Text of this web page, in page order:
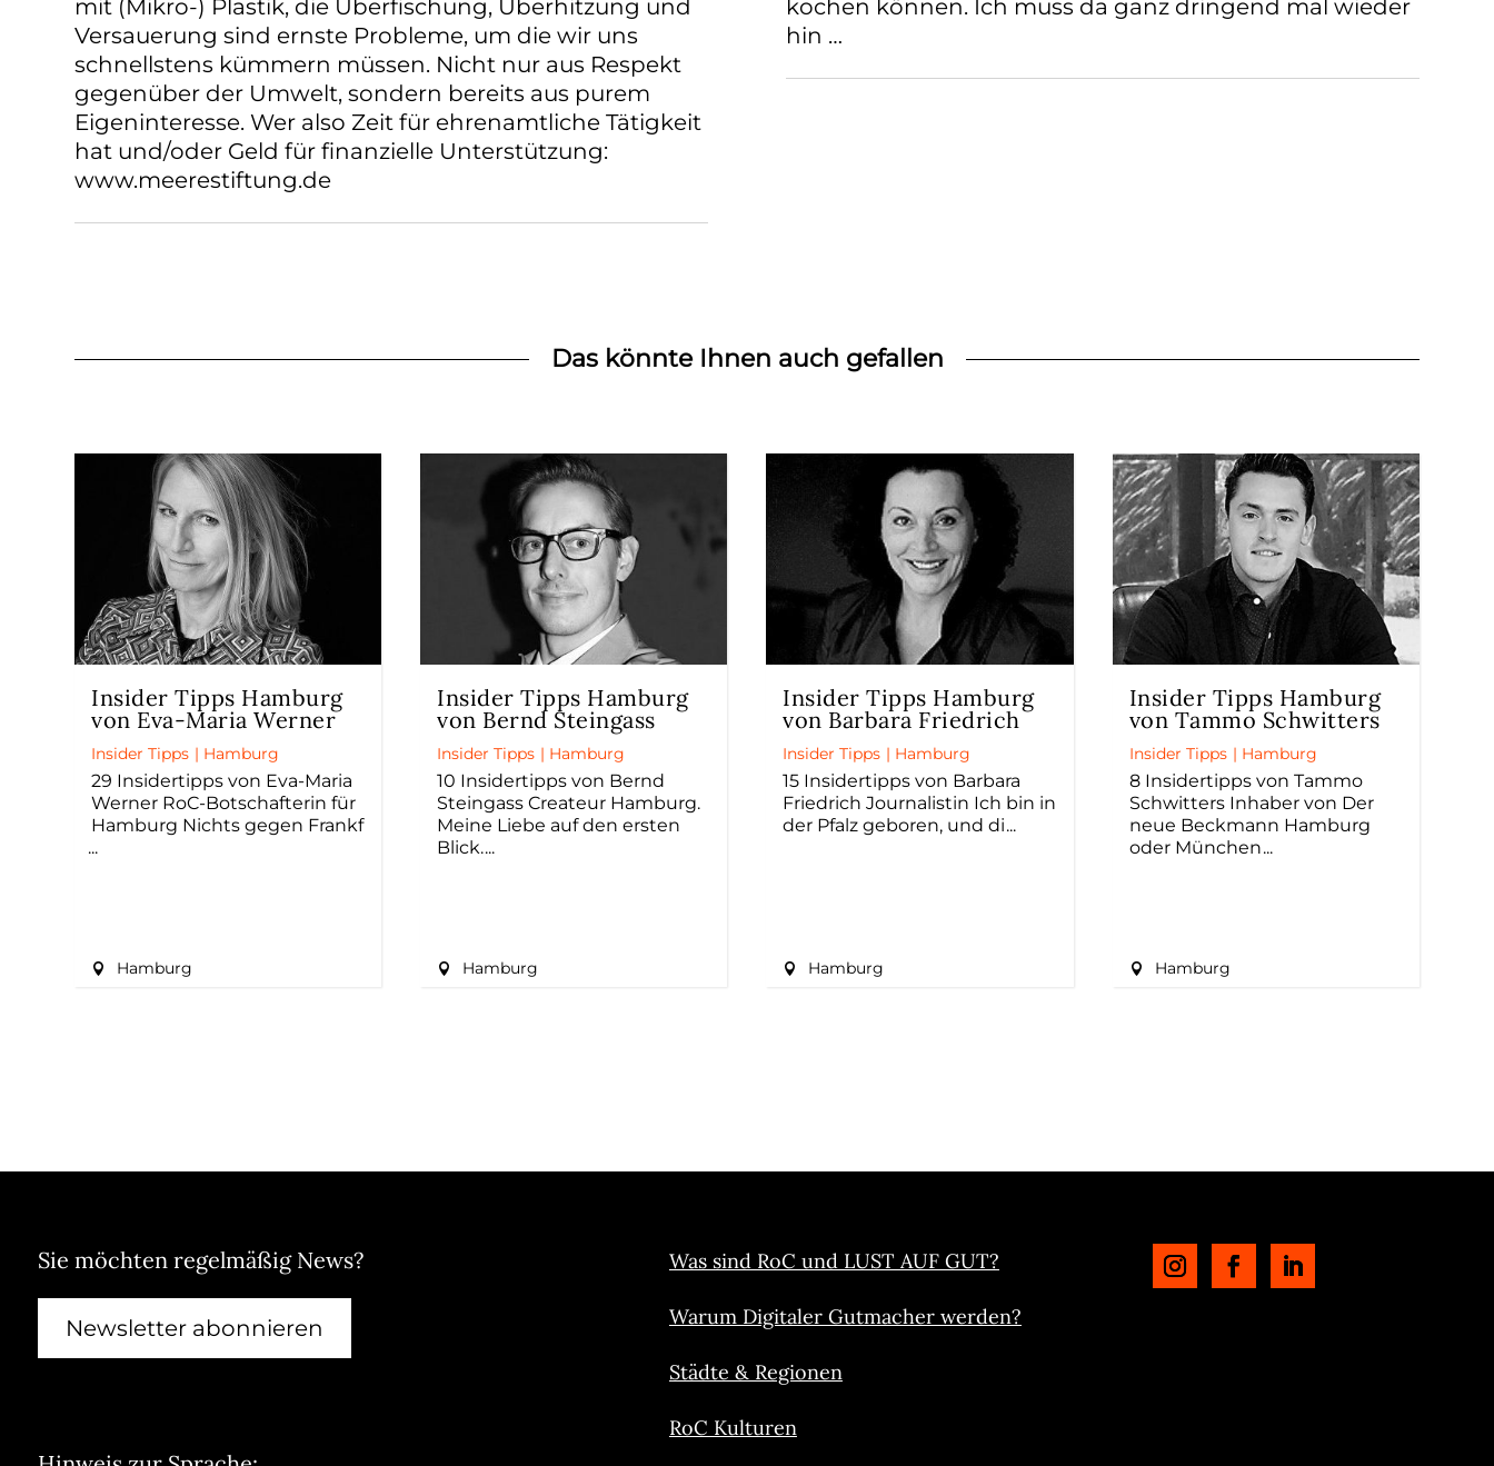
mit (Mikro-) Plastik, die Überfischung, Überhitzung und
Versauerung sind ernste Probleme, um die wir uns
schnellstens kümmern müssen. Nicht nur aus Respekt
gegenüber der Umwelt, sondern bereits aus purem
Eigeninteresse. Wer also Zeit für ehrenamtliche Tätigkeit
hat und/oder Geld für finanzielle Unterstützung:
www.meerestiftung.de
kochen können. Ich muss da ganz dringend mal wieder
hin …
Das könnte Ihnen auch gefallen
Insider Tipps Hamburg
von Eva-Maria Werner
Insider Tipps | Hamburg
29 Insidertipps von Eva-Maria
Werner RoC-Botschafterin für
Hamburg Nichts gegen Frankf
Hamburg
Insider Tipps Hamburg
von Bernd Steingass
Insider Tipps | Hamburg
10 Insidertipps von Bernd
Steingass Createur Hamburg.
Meine Liebe auf den ersten
Blick.
Hamburg
Insider Tipps Hamburg
von Barbara Friedrich
Insider Tipps | Hamburg
15 Insidertipps von Barbara
Friedrich Journalistin Ich bin in
der Pfalz geboren, und di
Hamburg
Insider Tipps Hamburg
von Tammo Schwitters
Insider Tipps | Hamburg
8 Insidertipps von Tammo
Schwitters Inhaber von Der
neue Beckmann Hamburg
oder München
Hamburg
Sie möchten regelmäßig News?
Newsletter abonnieren
Was sind RoC und LUST AUF GUT?
Warum Digitaler Gutmacher werden?
Städte & Regionen
RoC Kulturen